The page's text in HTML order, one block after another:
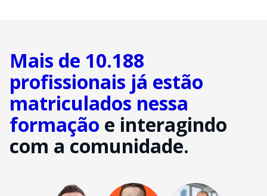
Mais de 10.188
profissionais já estão
matriculados nessa
formação e interagindo
com a comunidade.